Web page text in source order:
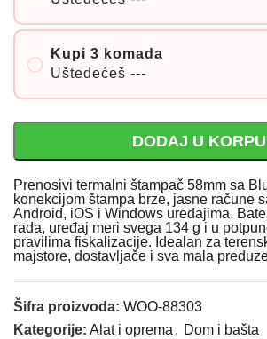
Kupi 3 komada
Uštedećeš ---
DODAJ U KORPU
Prenosivi termalni štampač 58mm sa
konekcijom štampa brze, jasne račune
Android, iOS i Windows uređajima.
rada, uređaj meri svega 134 g i u
pravilima fiskalizacije. Idealan za
majstore, dostavljače i sva mala
Šifra proizvoda: WOO-88303
Kategorije: Alat i oprema , Dom i bašta